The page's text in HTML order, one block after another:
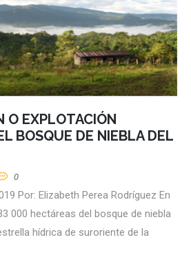
O EXPLOTACIÓN
BOSQUE DE NIEBLA DEL
0
Por: Elizabeth Perea Rodríguez En
000 hectáreas del bosque de niebla
hídrica de suroriente de la